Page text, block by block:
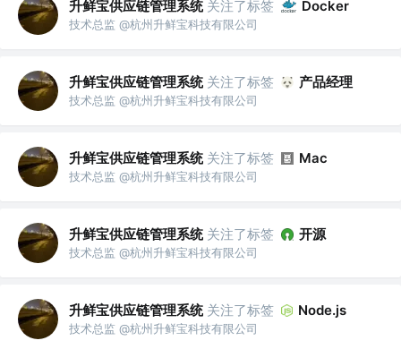
升鲜宝供应链管理系统 关注了标签 Docker
技术总监 @杭州升鲜宝科技有限公司
升鲜宝供应链管理系统 关注了标签 产品经理
技术总监 @杭州升鲜宝科技有限公司
升鲜宝供应链管理系统 关注了标签 Mac
技术总监 @杭州升鲜宝科技有限公司
升鲜宝供应链管理系统 关注了标签 开源
技术总监 @杭州升鲜宝科技有限公司
升鲜宝供应链管理系统 关注了标签 Node.js
技术总监 @杭州升鲜宝科技有限公司